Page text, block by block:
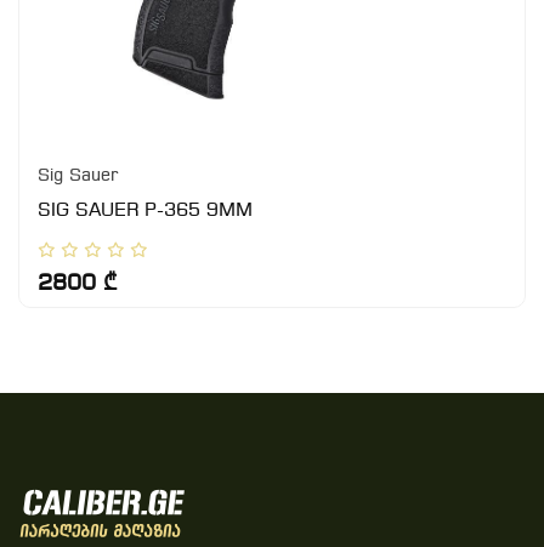
Sig Sauer
SIG SAUER P-365 9MM
2800 ₾